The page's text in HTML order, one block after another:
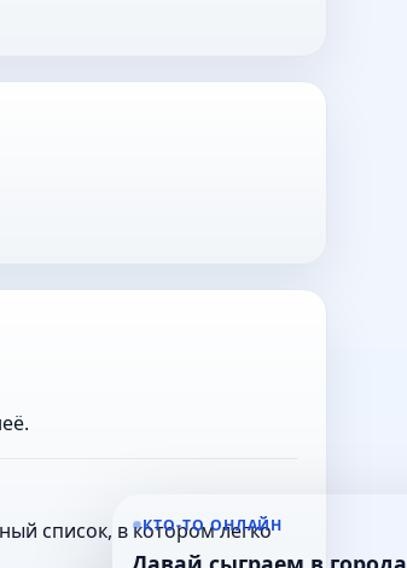
список, в котором легко
КТО-ТО ОНЛАЙН